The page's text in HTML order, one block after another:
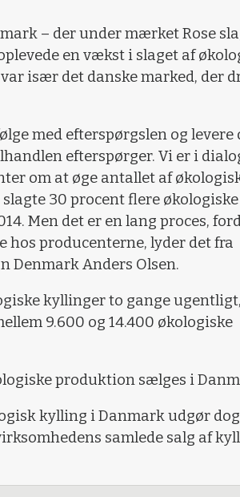
– der under mærket Rose
en vækst i slaget af
især det danske marked, der
med efterspørgslen og levere
efterspørger. Vi er i
om at øge antallet af
30 procent flere økologiske
Men det er en lang proces,
hos producenterne, lyder det fra
Denmark Anders Olsen.
kyllinger to gange
9.600 og 14.400 økologiske
produktion sælges i
kylling i Danmark udgør dog
samlede salg af